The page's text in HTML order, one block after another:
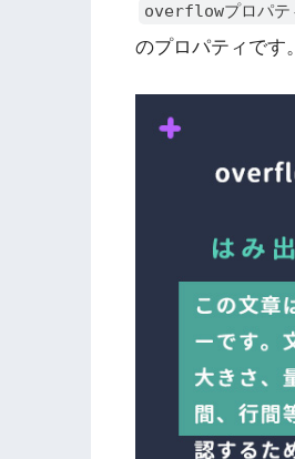
overflowプロパテ
のプロパティです。